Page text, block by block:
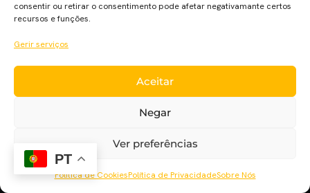
consentir ou retirar o consentimento pode afetar negativamante certos
recursos e funções.
Gerir serviços
Aceitar
Negar
Ver preferências
Política de CookiesPolítica de PrivacidadeSobre Nós
“As Andorinhas de Cabul” é um improvável e (demasiado)
discreto filme de animação, que faz com que espetador
PT